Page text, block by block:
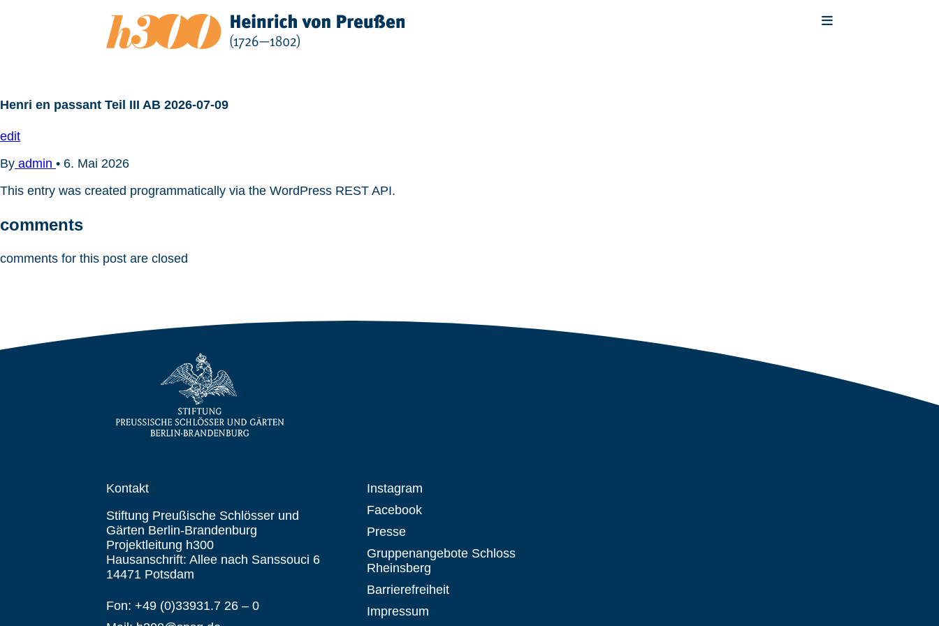
Henri en passant Teil III AB 2026-07-09
edit
By admin • 6. Mai 2026
This entry was created programmatically via the WordPress REST API.
comments
comments for this post are closed
Kontakt
Stiftung Preußische Schlösser und
Gärten Berlin-Brandenburg
Projektleitung h300
Hausanschrift: Allee nach Sanssouci 6
14471 Potsdam
Fon: +49 (0)33931.7 26 – 0
Instagram
Facebook
Presse
Gruppenangebote Schloss
Rheinsberg
Barrierefreiheit
Impressum